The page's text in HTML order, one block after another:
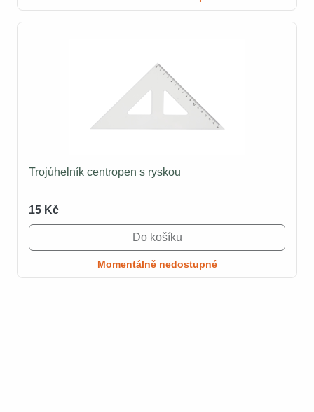
Trojúhelník centropen s ryskou
15 Kč
Do košíku
Momentálně nedostupné